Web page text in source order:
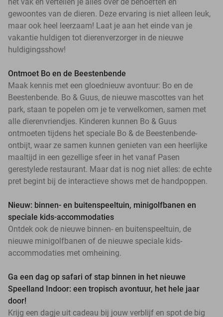
gewoontes van de dieren. Deze ervaring is niet alleen leuk,
maar ook heel leerzaam! Laat je aan het einde van je
vakantie huldigen tot dierenverzorger in de nieuwe
huldigingsshow!
Ontmoet Bo en de Beestenbende
Maak kennis met een gloednieuw avontuur: Bo en de
Beestenbende. Bo & Guus, de nieuwe mascottes van het
park, staan te popelen om je te verwelkomen, samen met
alle dierenvriendjes. Kinderen kunnen Bo & Guus
ontmoeten tijdens het speciale Bo & de Beestenbende-
ontbijt, waar ze samen kunnen genieten van een heerlijke
maaltijd in een gezellige sfeer in het vanaf Pasen
gerestylede restaurant. Maar dat is nog niet alles: de echte
pret begint bij de interactieve shows met de handpoppen.
Nieuw: binnen- en buitenspeeltuin, minigolfbanen en
speciale kids-accommodaties
Ontdek ook de nieuwe binnen- en buitenspeeltuin, de
nieuwe minigolfbanen of de nieuwe speciale kids-
accommodaties met omheining.
Ga een dag op safari of stap binnen in het nieuwe
Speelland Indoor: een tropisch avontuur, het hele jaar
door!
Krijg een dagje uit cadeau bij jouw verblijf en spot de big